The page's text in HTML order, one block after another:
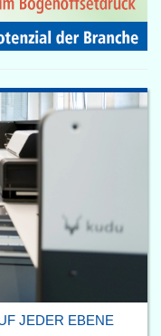
JEDER EBENE